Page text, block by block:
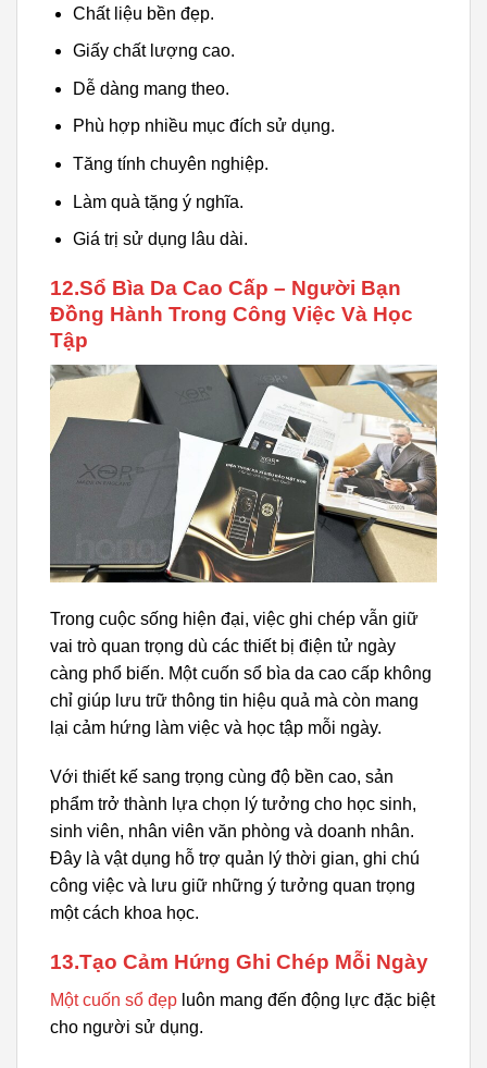
Chất liệu bền đẹp.
Giấy chất lượng cao.
Dễ dàng mang theo.
Phù hợp nhiều mục đích sử dụng.
Tăng tính chuyên nghiệp.
Làm quà tặng ý nghĩa.
Giá trị sử dụng lâu dài.
12.Sổ Bìa Da Cao Cấp – Người Bạn
Đồng Hành Trong Công Việc Và Học
Tập
Trong cuộc sống hiện đại, việc ghi chép vẫn giữ
vai trò quan trọng dù các thiết bị điện tử ngày
càng phổ biến. Một cuốn sổ bìa da cao cấp không
chỉ giúp lưu trữ thông tin hiệu quả mà còn mang
lại cảm hứng làm việc và học tập mỗi ngày.
Với thiết kế sang trọng cùng độ bền cao, sản
phẩm trở thành lựa chọn lý tưởng cho học sinh,
sinh viên, nhân viên văn phòng và doanh nhân.
Đây là vật dụng hỗ trợ quản lý thời gian, ghi chú
công việc và lưu giữ những ý tưởng quan trọng
một cách khoa học.
13.Tạo Cảm Hứng Ghi Chép Mỗi Ngày
Một cuốn sổ đẹp luôn mang đến động lực đặc biệt
cho người sử dụng.